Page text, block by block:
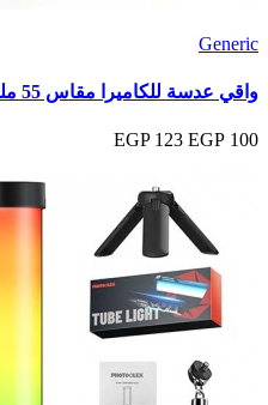
Generic
واقي عدسة للكاميرا مقاس 55 ملم
100 EGP
123 EGP